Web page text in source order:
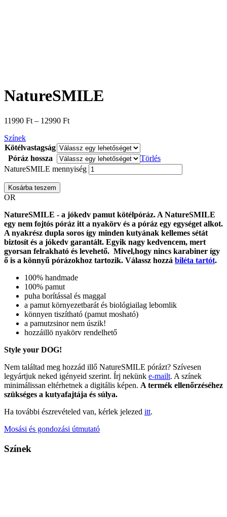
NatureSMILE
11990 Ft – 12990 Ft
Színek
Kötélvastagság
Póráz hossza
Törlés
NatureSMILE mennyiség
Kosárba teszem
OR
NatureSMILE - a jókedv pamut kötélpóráz. A NatureSMILE
egy nem fojtós póráz itt a nyakörv és a póráz egy egységet alkot.
A nyakrész dupla soros így minden kutyának kellemes sétát
biztosít és a jókedv garantált. Egyik nagy kedvencem, mert
gyorsan felrakható és levehető. Mivel,hogy nincs karabiner így
ő is a könnyű pórázokhoz tartozik. Válassz hozzá biléta tartót.
100% handmade
100% pamut
puha borítással és maggal
a pamut környezetbarát és biológiailag lebomlik
könnyen tiszítható (pamut mosható)
a pamutzsinor nem úszik!
hozzáillö nyakörv rendelhető
Style your DOG!
Nem találtad meg hozzád illő NatureSMILE pórázt? Szívesen
legyártjuk neked igényeid szerint. Írj nekünk e-mailt. A színek
minimálissan eltérhetnek a digitális képen. A termék ellenőrzéséhez
szükséges a kutyafajtája és súlya.
Ha további észrevételed van, kérlek jelezed itt.
Mosási és gondozási útmutató
Színek